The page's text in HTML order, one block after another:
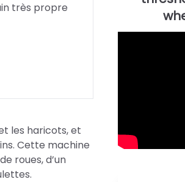
très propre
les haricots, et
Cette machine
roues, d’un